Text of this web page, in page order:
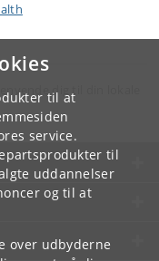
til at
service.
til
uddannelser
og til at
over udbyderne
dig til din lokale